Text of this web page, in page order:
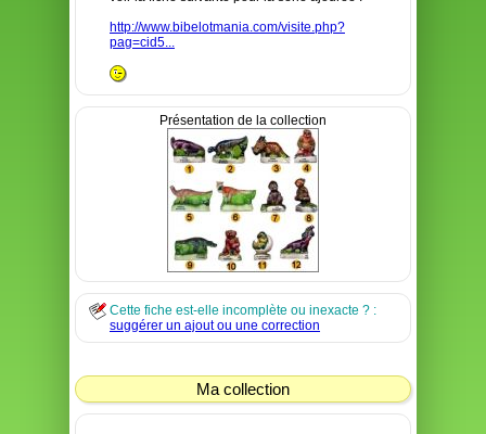
http://www.bibelotmania.com/visite.php?
pag=cid5...
Présentation de la collection
Cette fiche est-elle incomplète ou inexacte ? :
suggérer un ajout ou une correction
Ma collection